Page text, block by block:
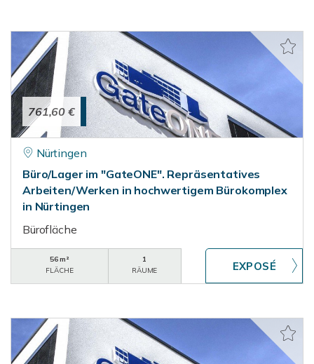
761,60 €
Nürtingen
Büro/Lager im "GateONE". Repräsentatives
Arbeiten/Werken in hochwertigem Bürokomplex
in Nürtingen
Bürofläche
56 m²
FLÄCHE
1
RÄUME